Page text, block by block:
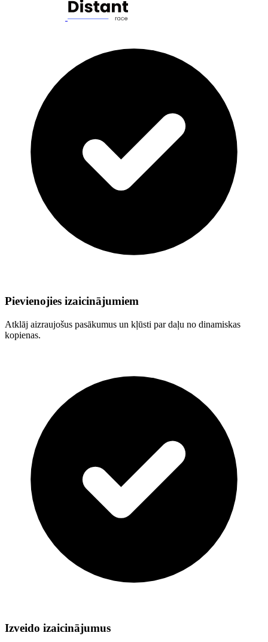
Pievienojies izaicinājumiem
Atklāj aizraujošus pasākumus un kļūsti par daļu no dinamiskas
kopienas.
Izveido izaicinājumus